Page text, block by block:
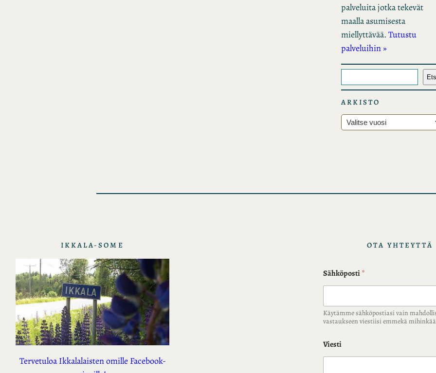
palveluita jotka tekevät
maalla asumisesta
miellyttävää. Tutustu
palveluihin »
t
s
i
ARKISTO
r
IKKALA-SOME
Tervetuloa Ikkalalaisten omille Facebook-
OTA YHTEYTTÄ
Sähköposti*
Käytämme sähköpostiasi vain
vastaukseen viestiisi emmekä
Viesti